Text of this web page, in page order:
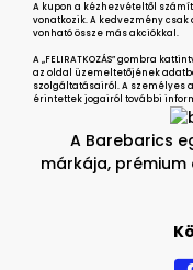
A Barebarics
márkája,
A kupon a kézhezvételtől
vonatkozik. A kedvezmény
vonható össze más akciókkal.
A „FELIRATKOZÁS” gombra
az oldal üzemeltetőjének
szolgáltatásairól. A személyes
érintettek jogairól további